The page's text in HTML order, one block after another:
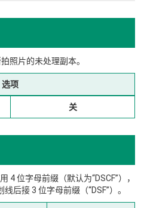
照片的未处理副本。
选项
关
4 位字母前缀（默认为“DSCF”），
后接 3 位字母前缀（“DSF”）。